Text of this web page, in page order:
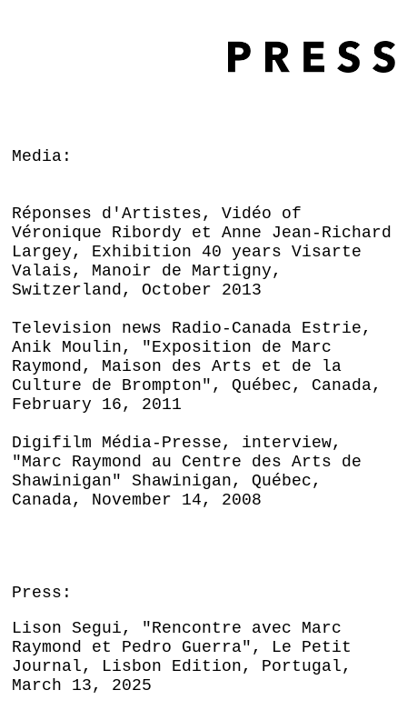
Media:
Réponses d'Artistes, Vidéo of
Véronique Ribordy et Anne Jean-Richard
Largey, Exhibition 40 years Visarte
Valais, Manoir de Martigny,
Switzerland, October 2013
Television news Radio-Canada Estrie,
Anik Moulin, "Exposition de Marc
Raymond, Maison des Arts et de la
Culture de Brompton", Québec, Canada,
February 16, 2011
Digifilm Média-Presse, interview,
"Marc Raymond au Centre des Arts de
Shawinigan" Shawinigan, Québec,
Canada, November 14, 2008
Press:
Lison Segui, "Rencontre avec Marc
Raymond et Pedro Guerra", Le Petit
Journal, Lisbon Edition, Portugal,
March 13, 2025